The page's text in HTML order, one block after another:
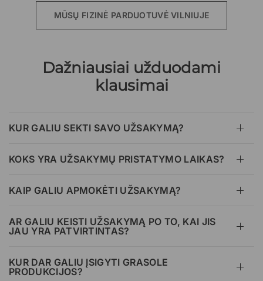
MŪSŲ FIZINĖ PARDUOTUVĖ VILNIUJE
Dažniausiai užduodami
klausimai
KUR GALIU SEKTI SAVO UŽSAKYMĄ?
KOKS YRA UŽSAKYMŲ PRISTATYMO LAIKAS?
KAIP GALIU APMOKĖTI UŽSAKYMĄ?
AR GALIU KEISTI UŽSAKYMĄ PO TO, KAI JIS
JAU YRA PATVIRTINTAS?
KUR DAR GALIU ĮSIGYTI GRASOLE
PRODUKCIJOS?